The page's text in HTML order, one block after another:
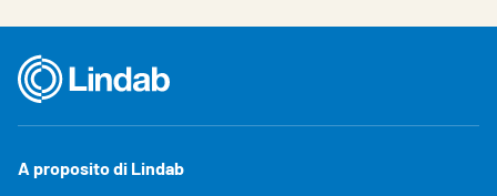
A proposito di Lindab